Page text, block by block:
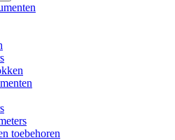
toebehoren